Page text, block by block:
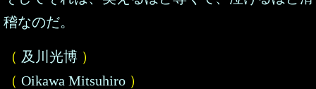
稽なのだ。
（ 及川光博 ）
（ Oikawa Mitsuhiro ）